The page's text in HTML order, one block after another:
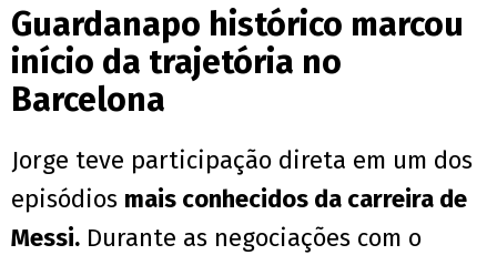
Guardanapo histórico marcou
início da trajetória no
Barcelona
Jorge teve participação direta em um dos
episódios mais conhecidos da carreira de
Messi. Durante as negociações com o